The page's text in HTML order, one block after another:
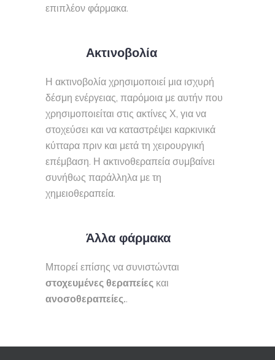
επιπλέον φάρμακα.
Ακτινοβολία
Η ακτινοβολία χρησιμοποιεί μια ισχυρή
δέσμη ενέργειας, παρόμοια με αυτήν που
χρησιμοποιείται στις ακτίνες Χ, για να
στοχεύσει και να καταστρέψει καρκινικά
κύτταρα πριν και μετά τη χειρουργική
επέμβαση. Η ακτινοθεραπεία συμβαίνει
συνήθως παράλληλα με τη
χημειοθεραπεία.
Άλλα φάρμακα
Μπορεί επίσης να συνιστώνται
στοχευμένες θεραπείες και
ανοσοθεραπείες..